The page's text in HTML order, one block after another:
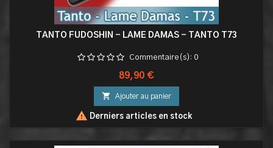
TANTO FUDOSHIN - LAME DAMAS - TANTO T73
Commentaire(s): 0
Prix
89,90 €
 Ajouter au panier
 Derniers articles en stock